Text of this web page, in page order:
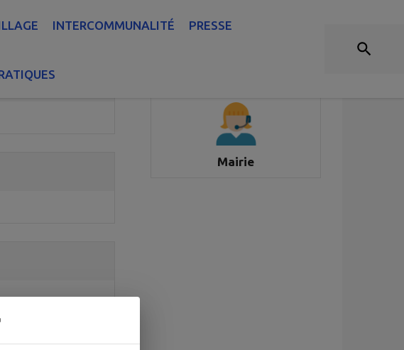
INTERCOMMUNALITÉ PRESSEANNUAIRE
Mairie